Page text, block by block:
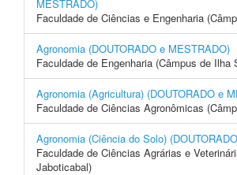
MESTRADO)
Faculdade de Ciências e Engenharia
Agronomia (DOUTORADO e MESTRADO)
Faculdade de Engenharia (Câmpus de Ilha
Agronomia (Agricultura) (DOUTORADO e
Faculdade de Ciências Agronômicas
Agronomia (Ciência do Solo)
Faculdade de Ciências Agrárias e
Jaboticabal)